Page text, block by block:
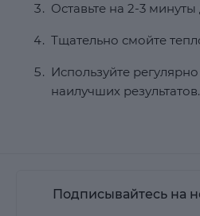
Оставьте на 2-3 минуты
Тщательно смойте
Используйте
наилучших результатов.
Подписывайтесь на